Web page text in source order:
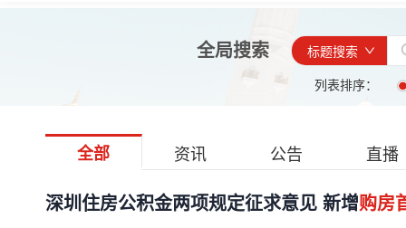
全局搜索
标题搜索
列表排序：
全部 资讯 公告 直播
深圳住房公积金两项规定征求意见 新增购房